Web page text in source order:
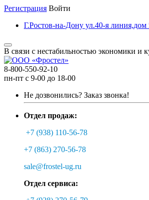
Регистрация Войти
Г.Ростов-на-Дону ул.40-я линия,дом
В связи с нестабильностью экономики и
8-800-550-92-10
пн-пт с 9-00 до 18-00
Не дозвонились? Заказ звонка!
Отдел продаж:
+7 (938) 110-56-78
+7 (863) 270-56-78
sale@frostel-ug.ru
Отдел сервиса: